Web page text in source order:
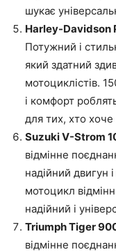
шукає
Harley-Davidson
Потужний і
який здатний
мотоциклістів.
і комфорт
для тих, хто
Suzuki V-Strom
відмінне
надійний двигун
мотоцикл
надійний і
Triumph Tiger
відмінне